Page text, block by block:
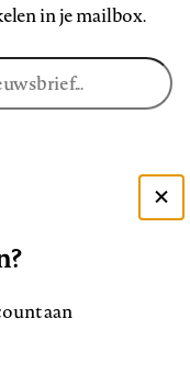
in je mailbox.
aan